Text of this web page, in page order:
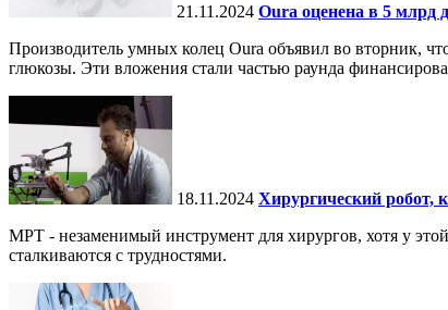
21.11.2024 Oura оценена в 5 млрд
Производитель умных колец Oura объявил во вторник,
глюкозы. Эти вложения стали частью раунда
18.11.2024 Хирургический робот,
МРТ - незаменимый инструмент для хирургов, хотя у
сталкиваются с трудностями.